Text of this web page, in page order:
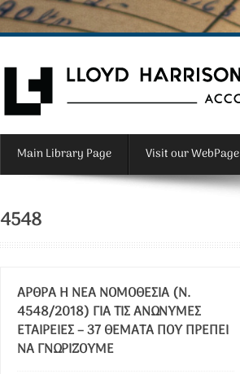
Main Library Page Visit our WebPage
4548
ΆΡΘΡΑ Η ΝΈΑ ΝΟΜΟΘΕΣΊΑ (Ν.
4548/2018) ΓΙΑ ΤΙΣ ΑΝΏΝΥΜΕΣ
ΕΤΑΙΡΕΊΕΣ – 37 ΘΈΜΑΤΑ ΠΟΥ ΠΡΈΠΕΙ
ΝΑ ΓΝΩΡΊΖΟΥΜΕ